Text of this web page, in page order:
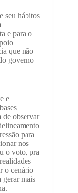
seu hábitos
e para o
que não
governo
e
de observar
para
nos
o voto, pra
o cenário
gerar mais